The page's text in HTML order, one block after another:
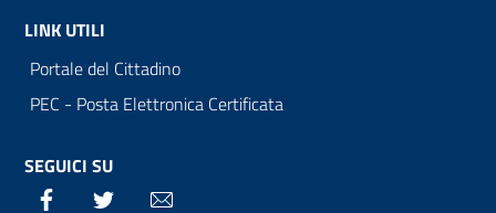
LINK UTILI
Portale del Cittadino
PEC - Posta Elettronica Certificata
SEGUICI SU
Facebook Twitter